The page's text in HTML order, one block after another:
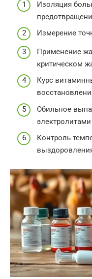
Изоляция
Измерение
Применение
критическом
Курс
Обильное
электролитами
Контроль